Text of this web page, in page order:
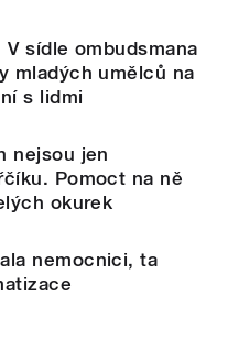
V sídle ombudsmana
mladých umělců na
s lidmi
nejsou jen
Pomoct na ně
okurek
nemocnici, ta